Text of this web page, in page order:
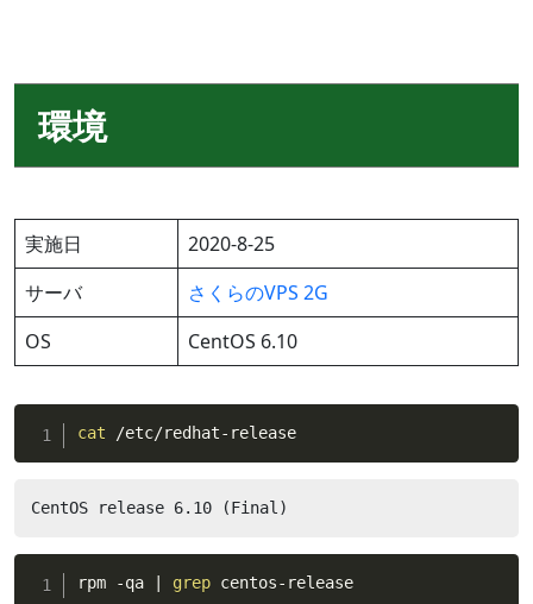
環境
実施日
2020-8-25
サーバ
さくらのVPS 2G
OS
CentOS 6.10
cat /etc/redhat-release
CentOS release 6.10 (Final)
rpm -qa grep centos-release